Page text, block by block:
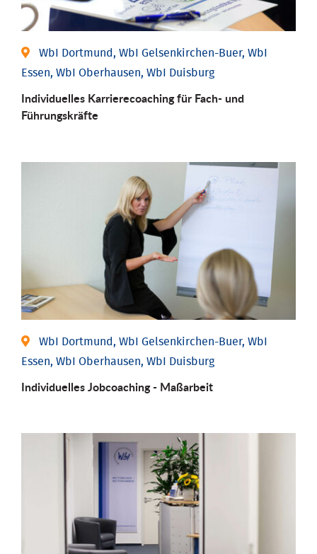
WbI Dortmund, WbI Gelsenkirchen-Buer, WbI
Essen, WbI Oberhausen, WbI Duisburg
Individu­elles Karrierecoaching für Fach-­ und
Führungs­kräfte
WbI Dortmund, WbI Gelsenkirchen-Buer, WbI
Essen, WbI Oberhausen, WbI Duisburg
Individu­elles Job­coaching - Maßarbeit